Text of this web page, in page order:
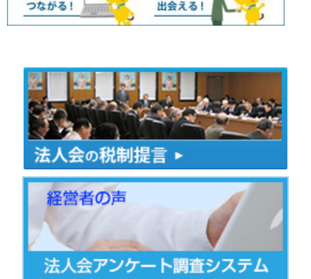
１１月２１日開催の年末調整説明会についてお
す。募集締切後ではありますが、会場の収容人
延長いたします。事務局までご連絡の上お申込
2024.10.07
〇チャリティゴルフ大会を開催いたします。
場所：パシフィックゴルフクラブ
日時：令和６年１１月２７日
詳細・参加申込PDF→チャリティゴルフ大会（